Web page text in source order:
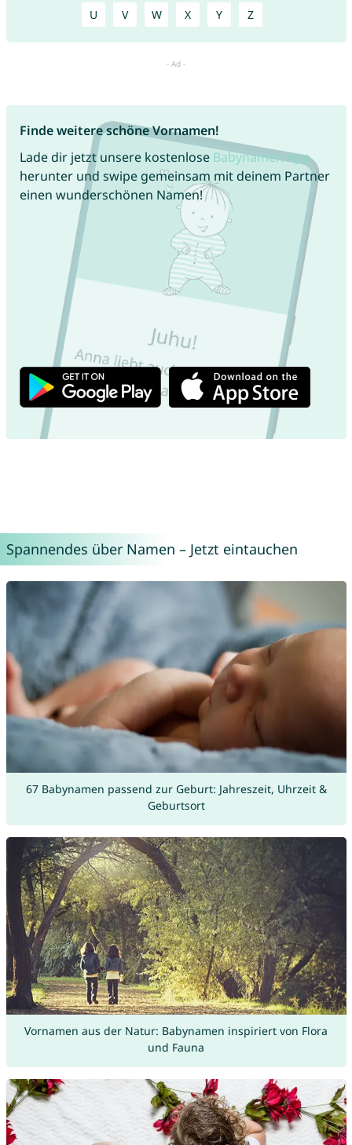
U V W X Y Z
Finde weitere schöne Vornamen!
Lade dir jetzt unsere kostenlose Babynamen App
herunter und swipe gemeinsam mit deinem Partner
einen wunderschönen Namen!
Spannendes über Namen – Jetzt eintauchen
67 Babynamen passend zur Geburt: Jahreszeit, Uhrzeit &
Geburtsort
Vornamen aus der Natur: Babynamen inspiriert von Flora
und Fauna